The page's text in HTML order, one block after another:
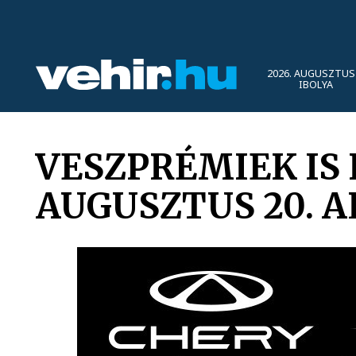
2026.
IBOLYA
VESZPRÉMIEK
AUGUSZTUS 20.